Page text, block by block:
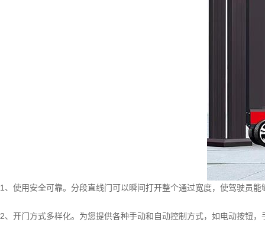
1、使用安全可靠。分段直线门可以瞬间打开整个通过宽度，使驾驶员
2、开门方式多样化。为您提供各种手动和自动控制方式，如电动按钮